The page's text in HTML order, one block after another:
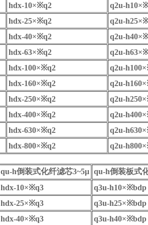
hdx-10×※q2 q2u-h10
hdx-25×※q2 q2u-h25
hdx-40×※q2 q2u-h40
hdx-63×※q2 q2u-h63
hdx-100×※q2 q2u-h100
hdx-160×※q2 q2u-h160
hdx-250×※q2 q2u-h250
hdx-400×※q2 q2u-h400
hdx-630×※q2 q2u-h630
hdx-800×※q2 q2u-h800
qu-h倒装式化纤滤芯3~5μ qu-h倒装板式
hdx-10×※q3 q3u-h10×※bdp
hdx-25×※q3 q3u-h25×※bdp
hdx-40×※q3 q3u-h40×※bdp